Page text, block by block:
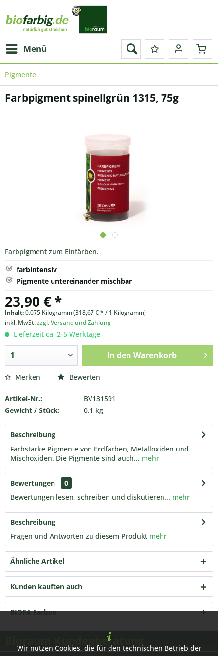
Menü
Pigmente
Farbpigment spinellgrün 1315, 75g
Farbpigment zum Einfärben.
farbintensiv
Pigmente untereinander mischbar
23,90 € *
Inhalt:0.075 Kilogramm (318,67 € * / 1 Kilogramm)
inkl. MwSt.zzgl. Versand und Zahlung
Lieferzeit ca. 2-5 Werktage
In den Warenkorb
Merken Bewerten
Artikel-Nr.:
BV131591
Gewicht / Stück:
0.1 kg
Beschreibung
Farbstarke Pigmente von Erdfarben, Metalloxiden und
Mischoxiden. Die Pigmente sind auch... mehr
Bewertungen
0
Bewertungen lesen, schreiben und diskutieren... mehr
Beschreibung
Fragen und Antworten zu diesem Produkt mehr
Ähnliche Artikel
Kunden kauften auch
BIOFA Farben
Bioraum Kundenberatung
Wir nutzen Cookies, die für den technischen Betrieb der